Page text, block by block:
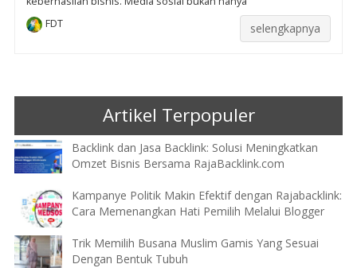
FDT
selengkapnya
Artikel Terpopuler
Backlink dan Jasa Backlink: Solusi Meningkatkan
Omzet Bisnis Bersama RajaBacklink.com
Kampanye Politik Makin Efektif dengan Rajabacklink:
Cara Memenangkan Hati Pemilih Melalui Blogger
Trik Memilih Busana Muslim Gamis Yang Sesuai
Dengan Bentuk Tubuh